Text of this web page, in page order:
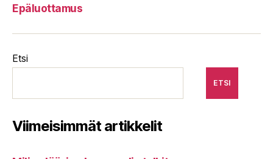
Epäluottamus
Etsi
ETSI
Viimeisimmät artikkelit